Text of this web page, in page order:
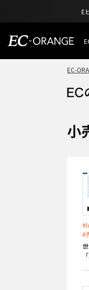
E
EC-
小
#